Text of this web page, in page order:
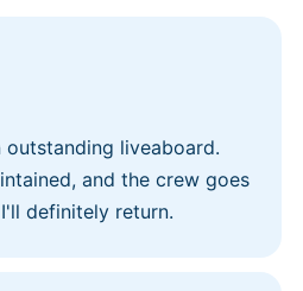
outstanding liveaboard.
and the crew goes
definitely return.